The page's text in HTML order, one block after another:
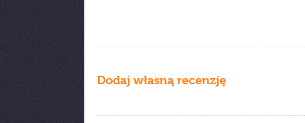
Dodaj własną recenzję